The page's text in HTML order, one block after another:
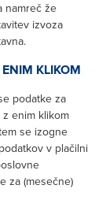
namreč že
izvoza
KLIKOM
podatke za
enim klikom
se izogne
v plačilni
za (mesečne)